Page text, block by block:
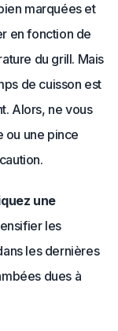
marquées et
en fonction de
du grill. Mais
de cuisson est
Alors, ne vous
ou une pince
une
les
les dernières
dues à